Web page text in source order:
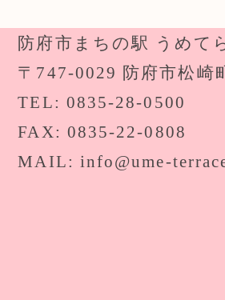
防府市まちの駅 うめて
〒747-0029 防府市松崎
TEL: 0835-28-0500
FAX: 0835-22-0808
MAIL: info@ume-